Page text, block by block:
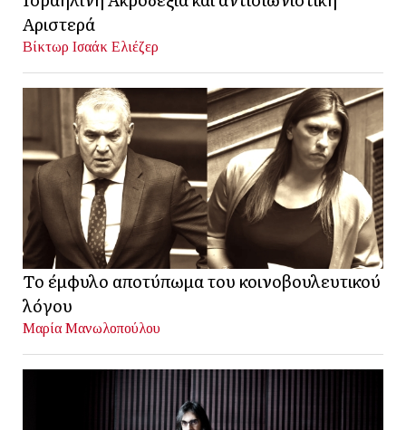
Αριστερά
Βίκτωρ Ισαάκ Ελιέζερ
Το έμφυλο αποτύπωμα του κοινοβουλευτικού
λόγου
Μαρία Μανωλοπούλου